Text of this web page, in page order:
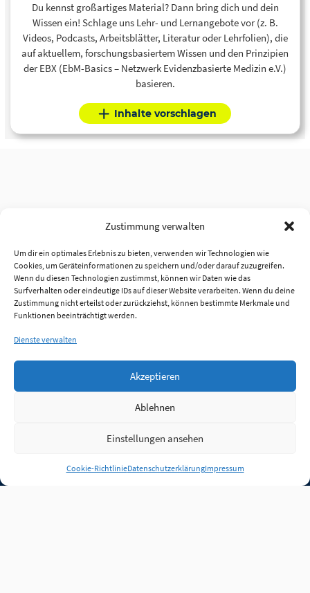
Zustimmung verwalten
Um dir ein optimales Erlebnis zu bieten, verwenden wir Technologien wie
Cookies, um Geräteinformationen zu speichern und/oder darauf zuzugreifen.
Wenn du diesen Technologien zustimmst, können wir Daten wie das
Surfverhalten oder eindeutige IDs auf dieser Website verarbeiten. Wenn du deine
Zustimmung nicht erteilst oder zurückziehst, können bestimmte Merkmale und
Funktionen beeinträchtigt werden.
Dienste verwalten
Akzeptieren
Ablehnen
Einstellungen ansehen
Cookie-RichtlinieDatenschutzerklärungImpressum
Du kennst großartiges Material? Dann bring dich und dein
Wissen ein! Schlage uns Lehr- und Lernangebote vor (z. B.
Videos, Podcasts, Arbeitsblätter, Literatur oder Lehrfolien), die
auf aktuellem, forschungsbasiertem Wissen und den Prinzipien
der EBX (EbM-Basics – Netzwerk Evidenzbasierte Medizin e.V.)
basieren.
Inhalte vorschlagen
Anmelden
Jobs Partner FAQ Quellen